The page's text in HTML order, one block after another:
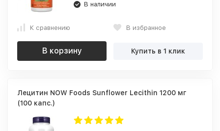
В наличии
К сравнению В избранное
В корзину Купить в 1 клик
Лецитин NOW Foods Sunflower Lecithin 1200 мг
(100 капс.)